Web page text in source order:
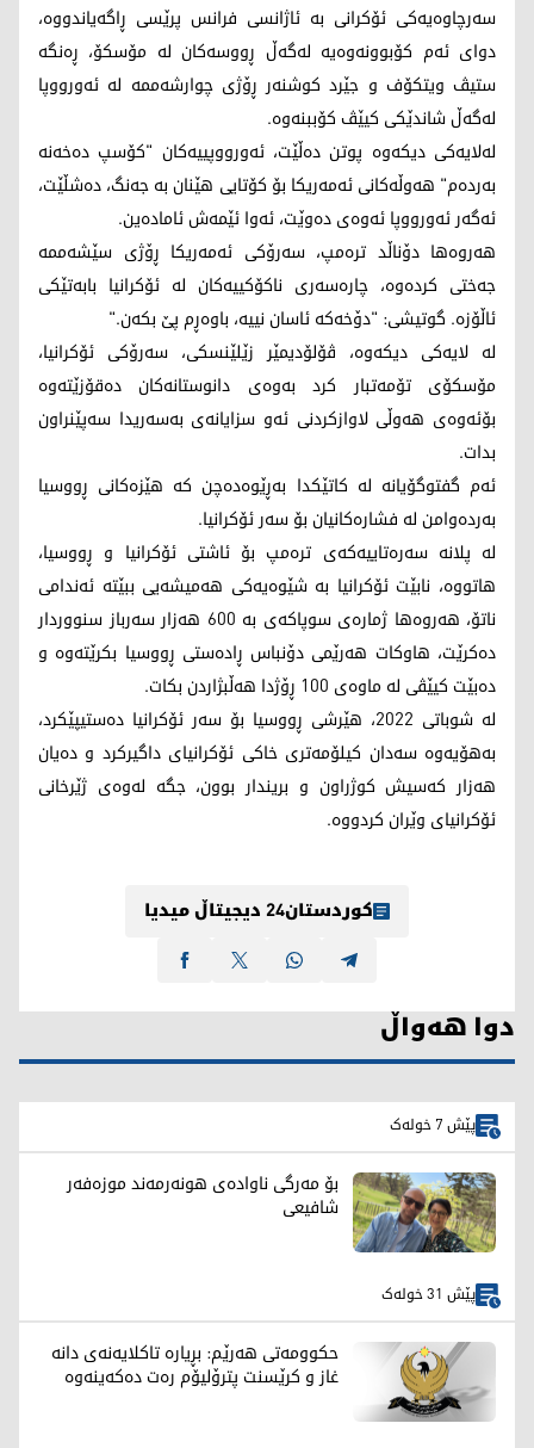
سەرچاوەیەکی ئۆکرانی بە ئاژانسی فرانس پرێسی ڕاگەیاندووە،
دوای ئەم کۆبوونەوەیە لەگەڵ ڕووسەکان لە مۆسکۆ، ڕەنگە
ستیڤ ویتکۆف و جێرد کوشنەر ڕۆژی چوارشەممە لە ئەورووپا
لەگەڵ شاندێکی کیێڤ کۆببنەوە.
لەلایەکی دیکەوە پوتن دەڵێت، ئەورووپییەکان "کۆسپ دەخەنە
بەردەم" هەوڵەکانی ئەمەریکا بۆ کۆتایی هێنان بە جەنگ، دەشڵێت،
ئەگەر ئەورووپا ئەوەی دەوێت، ئەوا ئێمەش ئامادەین.
هەروەها دۆناڵد ترەمپ، سەرۆکی ئەمەریکا ڕۆژی سێشەممە
جەختی کردەوە، چارەسەری ناکۆکییەکان لە ئۆکرانیا بابەتێکی
ئاڵۆزە. گوتیشی: "دۆخەکە ئاسان نییە، باوەڕم پێ بکەن."
لە لایەکی دیکەوە، ڤۆلۆدیمێر زێلێنسکی، سەرۆکی ئۆکرانیا،
مۆسکۆی تۆمەتبار کرد بەوەی دانوستانەکان دەقۆزێتەوە
بۆئەوەی هەوڵی لاوازکردنی ئەو سزایانەی بەسەریدا سەپێنراون
بدات.
ئەم گفتوگۆیانە لە کاتێکدا بەڕێوەدەچن کە هێزەکانی ڕووسیا
بەردەوامن لە فشارەکانیان بۆ سەر ئۆکرانیا.
لە پلانە سەرەتاییەکەی ترەمپ بۆ ئاشتی ئۆکرانیا و ڕووسیا،
هاتووە، نابێت ئۆکرانیا بە شێوەیەکی هەمیشەیی ببێتە ئەندامی
ناتۆ، هەروەها ژمارەی سوپاکەی بە 600 هەزار سەرباز سنووردار
دەکرێت، هاوکات هەرێمی دۆنباس ڕادەستی ڕووسیا بکرێتەوە و
دەبێت کیێڤی لە ماوەی 100 ڕۆژدا هەڵبژاردن بکات.
لە شوباتی 2022، هێرشی ڕووسیا بۆ سەر ئۆکرانیا دەستیپێکرد،
بەهۆیەوە سەدان کیلۆمەتری خاکی ئۆکرانیای داگیرکرد و دەیان
هەزار کەسیش کوژراون و بریندار بوون، جگە لەوەی ژێرخانی
ئۆکرانیای وێران کردووە.
کوردستان24 دیجیتاڵ میدیا
دوا هەواڵ
پێش 7 خولەک
بۆ مەرگی ناوادەی هونەرمەند موزەفەر
شافیعی
پێش 31 خولەک
حکوومەتی هەرێم: بڕیارە تاکلایەنەی دانە
غاز و کرێسنت پترۆلیۆم رەت دەکەینەوە